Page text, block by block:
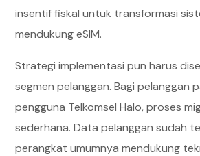
insentif fiskal untuk transformasi
mendukung eSIM.
Strategi implementasi pun harus
segmen pelanggan. Bagi pelanggan
pengguna Telkomsel Halo, proses
sederhana. Data pelanggan sudah
perangkat umumnya mendukung